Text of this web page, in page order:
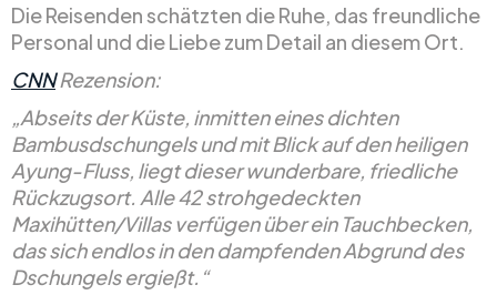
Die Reisenden schätzten die Ruhe, das freundliche
Personal und die Liebe zum Detail an diesem Ort.
CNNRezension:
„Abseits der Küste, inmitten eines dichten
Bambusdschungels und mit Blick auf den heiligen
Ayung-Fluss, liegt dieser wunderbare, friedliche
Rückzugsort. Alle 42 strohgedeckten
Maxihütten/Villas verfügen über ein Tauchbecken,
das sich endlos in den dampfenden Abgrund des
Dschungels ergießt.“